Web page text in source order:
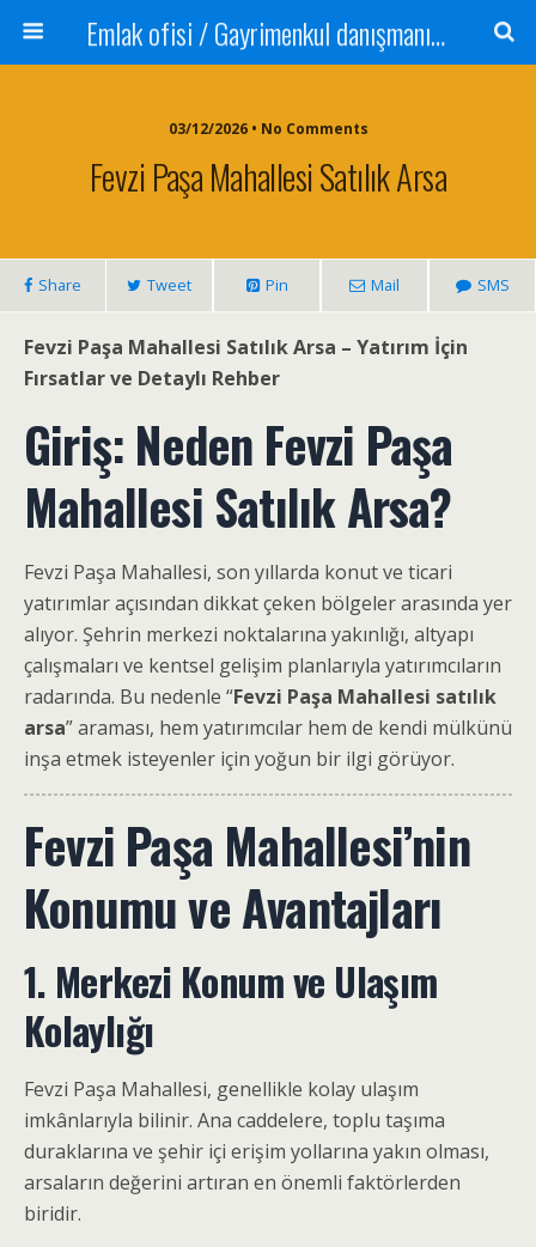
Emlak ofisi / Gayrimenkul danışmanı Satılık daire / Kiralık daire Satılık arsa / Tarla Satılık dükkan / Mağaza Devren satılık işyeri Depo ve antrepo Yatırım: Yatırımlık arsa
03/12/2026 • No Comments
Fevzi Paşa Mahallesi Satılık Arsa
Share Tweet Pin Mail SMS
Fevzi Paşa Mahallesi Satılık Arsa – Yatırım İçin
Fırsatlar ve Detaylı Rehber
Giriş: Neden Fevzi Paşa
Mahallesi Satılık Arsa?
Fevzi Paşa Mahallesi, son yıllarda konut ve ticari
yatırımlar açısından dikkat çeken bölgeler arasında yer
alıyor. Şehrin merkezi noktalarına yakınlığı, altyapı
çalışmaları ve kentsel gelişim planlarıyla yatırımcıların
radarında. Bu nedenle “Fevzi Paşa Mahallesi satılık
arsa” araması, hem yatırımcılar hem de kendi mülkünü
inşa etmek isteyenler için yoğun bir ilgi görüyor.
Fevzi Paşa Mahallesi’nin
Konumu ve Avantajları
1. Merkezi Konum ve Ulaşım
Kolaylığı
Fevzi Paşa Mahallesi, genellikle kolay ulaşım
imkânlarıyla bilinir. Ana caddelere, toplu taşıma
duraklarına ve şehir içi erişim yollarına yakın olması,
arsaların değerini artıran en önemli faktörlerden
biridir.